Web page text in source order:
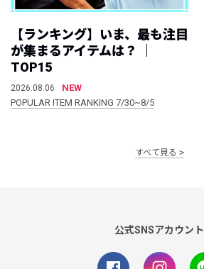
【ランキング】いま、最も注目
が集まるアイテムは？ ｜
TOP15
2026.08.06
NEW
POPULAR ITEM RANKING 7/30~8/5
すべて見る
公式SNSアカウント